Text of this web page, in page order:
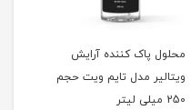
محلول پاک کننده آرایش
ویتالیر مدل تایم ویت حجم
250 میلی لیتر